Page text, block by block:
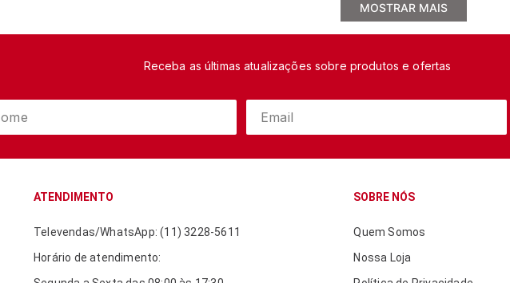
MOSTRAR MAIS
Receba as últimas atualizações sobre produtos e ofertas
ATENDIMENTO
Televendas/WhatsApp: (11) 3228-5611
Horário de atendimento:
SOBRE NÓS
Quem Somos
Nossa Loja